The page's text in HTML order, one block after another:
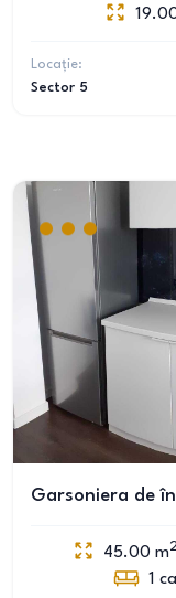
Locație:
Sector 5
Garsoniera de
45.00 m2
1